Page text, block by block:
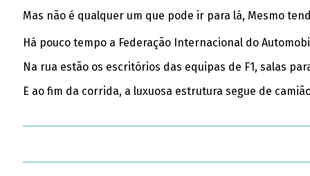
Mas não é qualquer um que pode ir para lá, Mesmo
Há pouco tempo a Federação Internacional do
Na rua estão os escritórios das equipas de F1, salas
E ao fim da corrida, a luxuosa estrutura segue de